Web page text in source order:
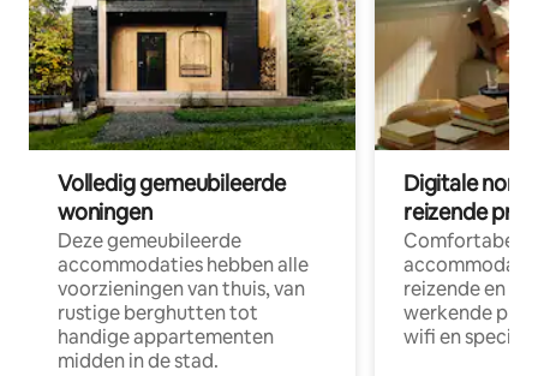
Volledig gemeubileerde
woningen
Deze gemeubileerde
accommodaties hebben alle
voorzieningen van thuis, van
rustige berghutten tot
handige appartementen
midden in de stad.
Digitale
reizende
Comfortabele
reizende en
werkende
wifi en